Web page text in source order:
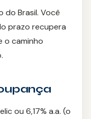
do Brasil. Você
prazo recupera
o caminho
ou 6,17% a.a. (o